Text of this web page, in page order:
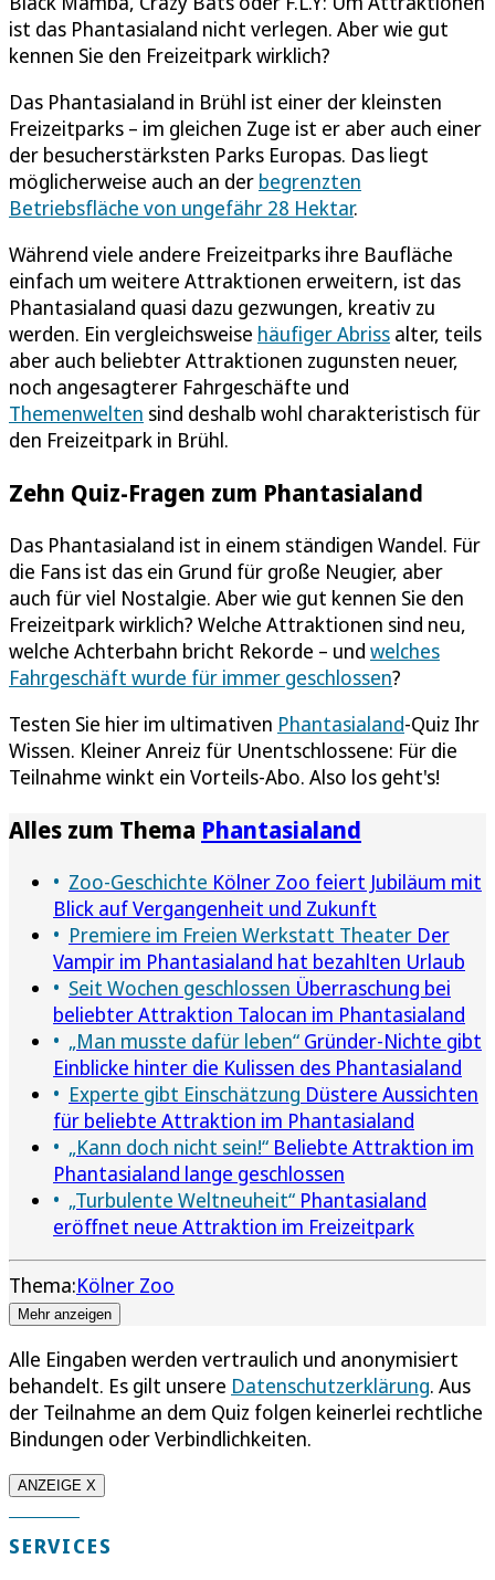
ist das Phantasialand nicht verlegen. Aber wie gut
kennen Sie den Freizeitpark wirklich?
Das Phantasialand in Brühl ist einer der kleinsten
Freizeitparks – im gleichen Zuge ist er aber auch einer
der besucherstärksten Parks Europas. Das liegt
möglicherweise auch an der begrenzten
Betriebsfläche von ungefähr 28 Hektar.
Während viele andere Freizeitparks ihre Baufläche
einfach um weitere Attraktionen erweitern, ist das
Phantasialand quasi dazu gezwungen, kreativ zu
werden. Ein vergleichsweise häufiger Abriss alter, teils
aber auch beliebter Attraktionen zugunsten neuer,
noch angesagterer Fahrgeschäfte und
Themenwelten sind deshalb wohl charakteristisch für
den Freizeitpark in Brühl.
Zehn Quiz-Fragen zum Phantasialand
Das Phantasialand ist in einem ständigen Wandel. Für
die Fans ist das ein Grund für große Neugier, aber
auch für viel Nostalgie. Aber wie gut kennen Sie den
Freizeitpark wirklich? Welche Attraktionen sind neu,
welche Achterbahn bricht Rekorde – und welches
Fahrgeschäft wurde für immer geschlossen?
Testen Sie hier im ultimativen Phantasialand-Quiz Ihr
Wissen. Kleiner Anreiz für Unentschlossene: Für die
Teilnahme winkt ein Vorteils-Abo. Also los geht's!
Alles zum Thema Phantasialand
Zoo-Geschichte Kölner Zoo feiert Jubiläum mit
Blick auf Vergangenheit und Zukunft
Premiere im Freien Werkstatt Theater Der
Vampir im Phantasialand hat bezahlten Urlaub
Seit Wochen geschlossen Überraschung bei
beliebter Attraktion Talocan im Phantasialand
„Man musste dafür leben“ Gründer-Nichte gibt
Einblicke hinter die Kulissen des Phantasialand
Experte gibt Einschätzung Düstere Aussichten
für beliebte Attraktion im Phantasialand
„Kann doch nicht sein!“ Beliebte Attraktion im
Phantasialand lange geschlossen
„Turbulente Weltneuheit“ Phantasialand
eröffnet neue Attraktion im Freizeitpark
Thema:Kölner Zoo
Mehr anzeigen
Alle Eingaben werden vertraulich und anonymisiert
behandelt. Es gilt unsere Datenschutzerklärung. Aus
der Teilnahme an dem Quiz folgen keinerlei rechtliche
Bindungen oder Verbindlichkeiten.
ANZEIGE X
SERVICES